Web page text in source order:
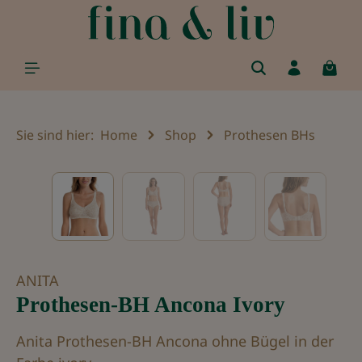
springen
Sie sind hier: Home Shop Prothesen BHs
Bildergalerie überspringen
ANITA
Prothesen-BH Ancona Ivory
Anita Prothesen-BH Ancona ohne Bügel in der